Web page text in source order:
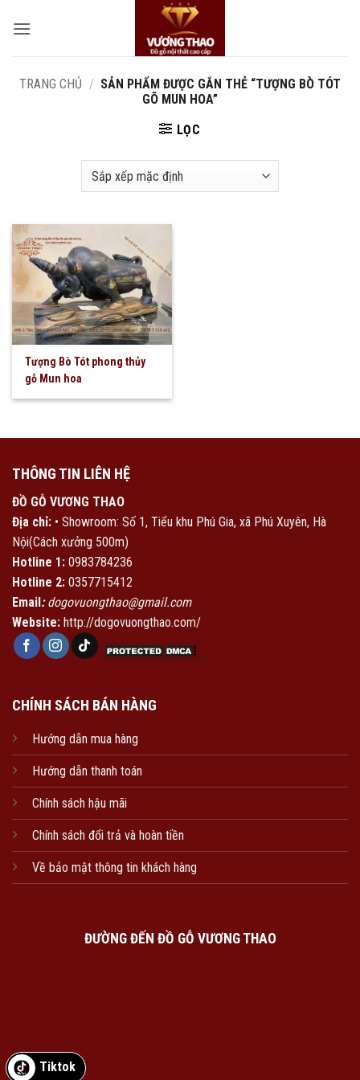
qua
TRANG CHỦ / SẢN PHẨM ĐƯỢC GẮN THẺ “TƯỢNG BÒ TÓT
GÕ MUN HOA”
LỌC
Tượng Bò Tót phong thủy
gỗ Mun hoa
THÔNG TIN LIÊN HỆ
ĐỒ GỖ VƯƠNG THAO
Địa chỉ: • Showroom: Số 1, Tiểu khu Phú Gia, xã Phú Xuyên, Hà
Nội(Cách xưởng 500m)
Hotline 1: 0983784236
Hotline 2: 0357715412
Email :dogovuongthao@gmail.com
Website: http://dogovuongthao.com/
CHÍNH SÁCH BÁN HÀNG
Hướng dẫn mua hàng
Hướng dẫn thanh toán
Chính sách hậu mãi
Chính sách đổi trả và hoàn tiền
Về bảo mật thông tin khách hàng
ĐƯỜNG ĐẾN ĐỒ GỖ VƯƠNG THAO
Tiktok